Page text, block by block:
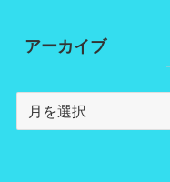
アーカイブ